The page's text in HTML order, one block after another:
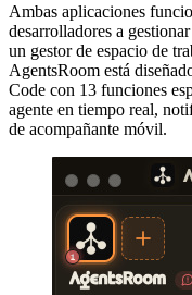
Ambas aplicaciones
desarrolladores a
un gestor de espacio de
AgentsRoom está
Code con 13 funciones
agente en tiempo real,
de acompañante móvil.